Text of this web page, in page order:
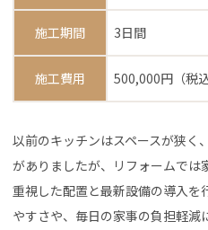
施工期間 3日間
施工費用 500,000円（税込
以前のキッチンはスペースが狭く
がありましたが、リフォームでは
重視した配置と最新設備の導入を
やすさや、毎日の家事の負担軽減